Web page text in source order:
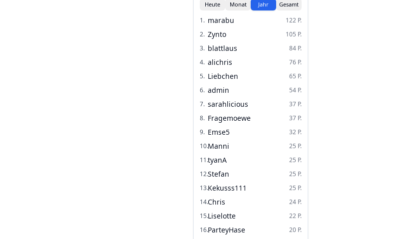
Heute Monat Jahr Gesamt
1. marabu 122 P.
2. Zynto 105 P.
3. blattlaus 84 P.
4. alichris 76 P.
5. Liebchen 65 P.
6. admin 54 P.
7. sarahlicious 37 P.
8. Fragemoewe 37 P.
9. Emse5 32 P.
10.Manni 25 P.
11.tyanA 25 P.
12.Stefan 25 P.
13.Kekusss111 25 P.
14.Chris 24 P.
15.Liselotte 22 P.
16.ParteyHase 20 P.